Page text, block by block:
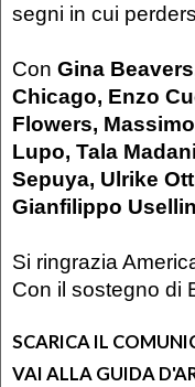
segni in cui
Con Gina
Chicago, Enzo
Flowers,
Lupo, Tala
Sepuya, Ulrike
Gianfilippo
Si ringrazia
Con il sostegno di
SCARICA IL
VAI ALLA GUIDA